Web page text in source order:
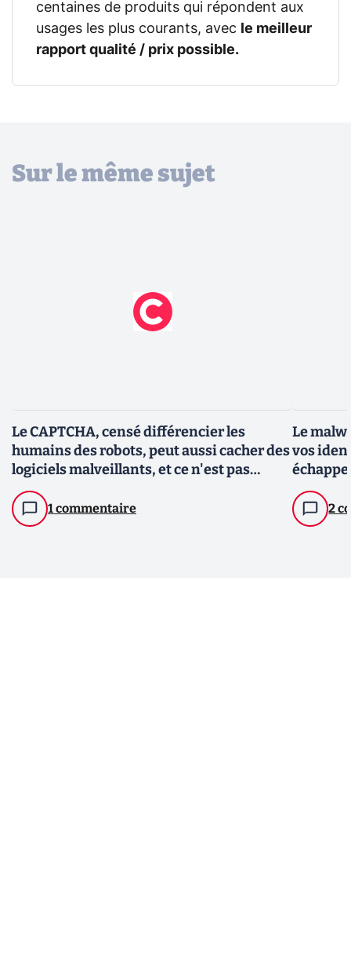
centaines de produits qui répondent aux
usages les plus courants, avec
le meilleur
rapport qualité / prix possible.
Sur le même sujet
Le CAPTCHA, censé différencier les
humains des robots, peut aussi cacher des
logiciels malveillants, et ce n'est pas
rassurant
1 commentaire
Le
vos
2